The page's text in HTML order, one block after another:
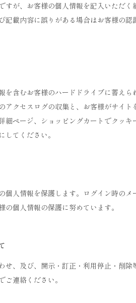
すが、お客様の個人情報を記入いただ
記載内容に誤りがある場合はお客様の
を含むお客様のハードドライブに蓄え
アクセスログの収集と、お客様がサイ
細ページ、ショッピングカートでクッ
てください。
個人情報を保護します。ログイン時の
個人情報の保護に努めています。
せ、及び、開示・訂正・利用停止・削
連絡ください。